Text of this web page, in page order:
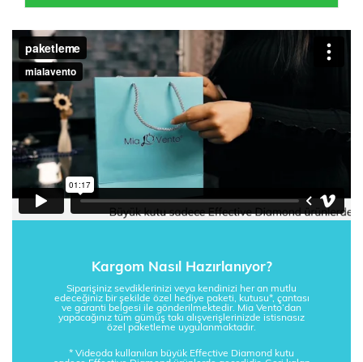
Kargom Nasıl Hazırlanıyor?
Siparişiniz sevdiklerinizi veya kendinizi her an mutlu
edeceğiniz bir şekilde özel hediye paketi, kutusu*, çantası
ve garanti belgesi ile gönderilmektedir. Mia Vento’dan
yapacağınız tüm gümüş takı alışverişlerinizde istisnasız
özel paketleme uygulanmaktadır.
* Videoda kullanılan büyük Effective Diamond kutu